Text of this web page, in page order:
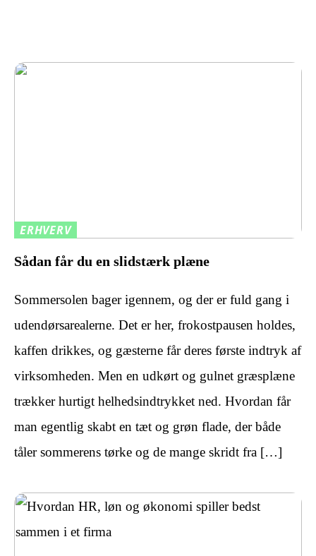
ERHVERV
Sådan får du en slidstærk plæne
Sommersolen bager igennem, og der er fuld gang i
udendørsarealerne. Det er her, frokostpausen holdes,
kaffen drikkes, og gæsterne får deres første indtryk af
virksomheden. Men en udkørt og gulnet græsplæne
trækker hurtigt helhedsindtrykket ned. Hvordan får
man egentlig skabt en tæt og grøn flade, der både
tåler sommerens tørke og de mange skridt fra […]